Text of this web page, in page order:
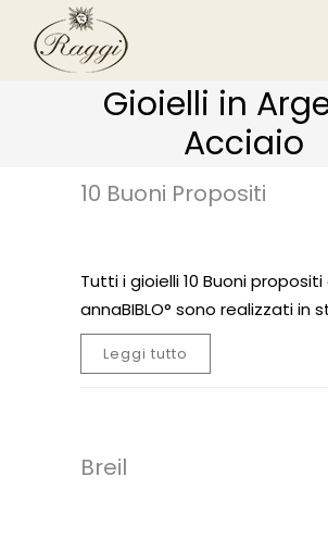
RicercaGioielli in
Acciaio
10 Buoni Propositi
Tutti i gioielli 10 Buoni propositi
annaBIBLO° sono realizzati in
Leggi tutto
Breil